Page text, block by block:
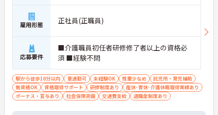
雇用形態 正社員(正職員)
応募要件
■介護職員初任者研修修了者以上の資格必
須 ■経験不問
駅から徒歩10分以内 車通勤可 未経験OK 残業少なめ
託児所・育児補助
無資格OK
資格取得サポート 研修制度あり
産休･育休･介護休暇取得実績あり
ボーナス・賞与あり
社会保険完備 交通費支給 退職金制度あり